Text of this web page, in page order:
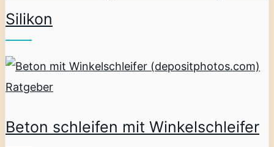
Silikon
Ratgeber
Beton schleifen mit Winkelschleifer